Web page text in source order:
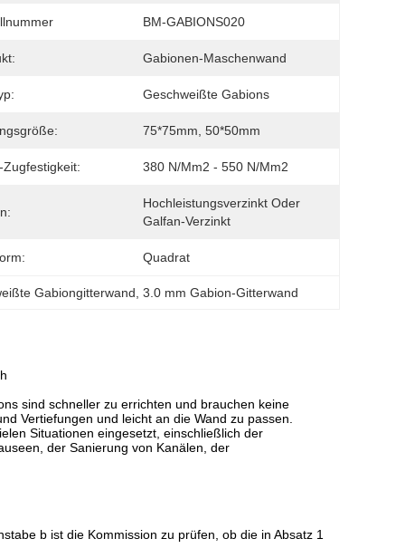
BM-GABIONS020
Gabionen-Maschenwand
Geschweißte Gabions
75*75mm, 50*50mm
Zugfestigkeit: 380 N/mm2 - 550 N/mm2
Hochleistungsverzinkt Oder
Galfan-Verzinkt
Quadrat
Gabiongitterwand , 3.0 mm Gabion-Gitterwand
sind schneller zu errichten und brauchen keine
Vertiefungen und leicht an die Wand zu passen.
Situationen eingesetzt, einschließlich der
der Sanierung von Kanälen, der
b ist die Kommission zu prüfen, ob die in Absatz 1